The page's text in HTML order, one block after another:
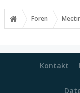
Foren
Kontakt